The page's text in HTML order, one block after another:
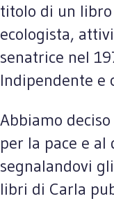
titolo di un libro
ecologista,
senatrice nel
Indipendente e
Abbiamo
per la pace e
segnalandovi
libri di Carla